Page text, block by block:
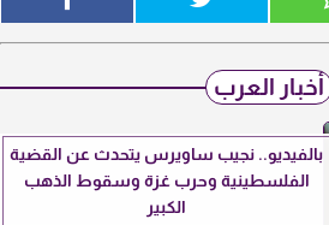
أخبار العرب
بالفيديو.. نجيب ساويرس يتحدث عن القضية
الفلسطينية وحرب غزة وسقوط الذهب
الكبير